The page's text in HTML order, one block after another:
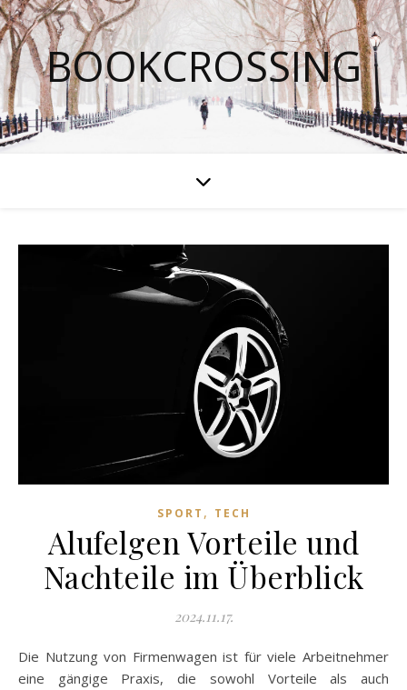
BOOKCROSSING
SPORT , TECH
Alufelgen Vorteile und
Nachteile im Überblick
2024.11.17.
Die Nutzung von Firmenwagen ist für viele Arbeitnehmer
eine gängige Praxis, die sowohl Vorteile als auch